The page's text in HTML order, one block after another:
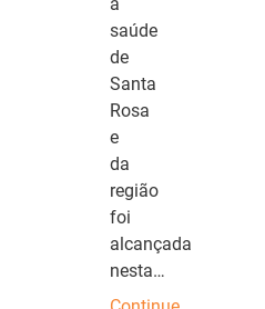
a
saúde
de
Santa
Rosa
e
da
região
foi
alcançada
nesta…